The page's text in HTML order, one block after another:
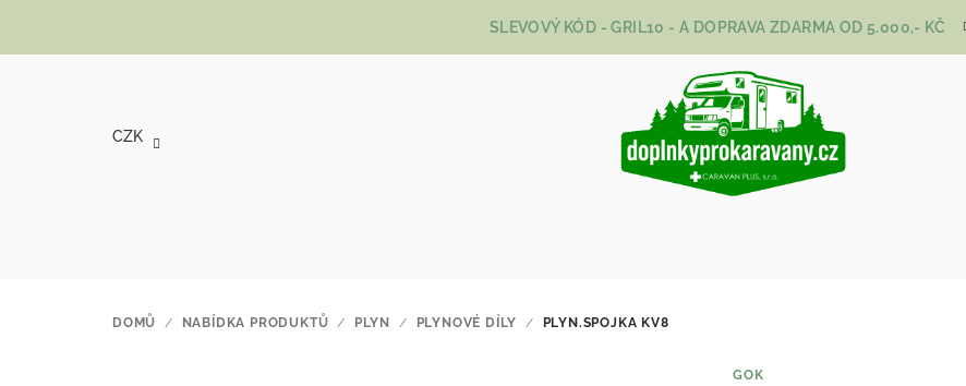
SLEVOVÝ KÓD - GRIL10 - A DOPRAVA ZDARMA OD 5.000,- KČ
CZK
DOMŮ / NABÍDKA PRODUKTŮ / PLYN / PLYNOVÉ DÍLY / PLYN.SPOJKA KV8
GOK